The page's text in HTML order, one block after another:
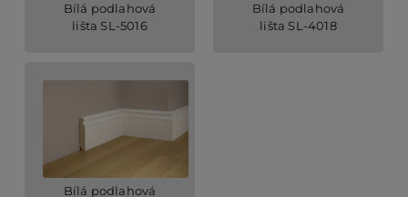
Bílá podlahová
lišta SL-5016
Bílá podlahová
lišta SL-4018
Bílá podlahová